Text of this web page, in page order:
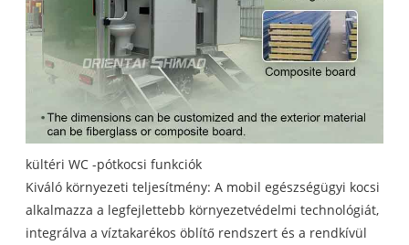
kültéri WC -pótkocsi funkciók
Kiváló környezeti teljesítmény: A mobil egészségügyi kocsi
alkalmazza a legfejlettebb környezetvédelmi technológiát,
integrálva a víztakarékos öblítő rendszert és a rendkívül